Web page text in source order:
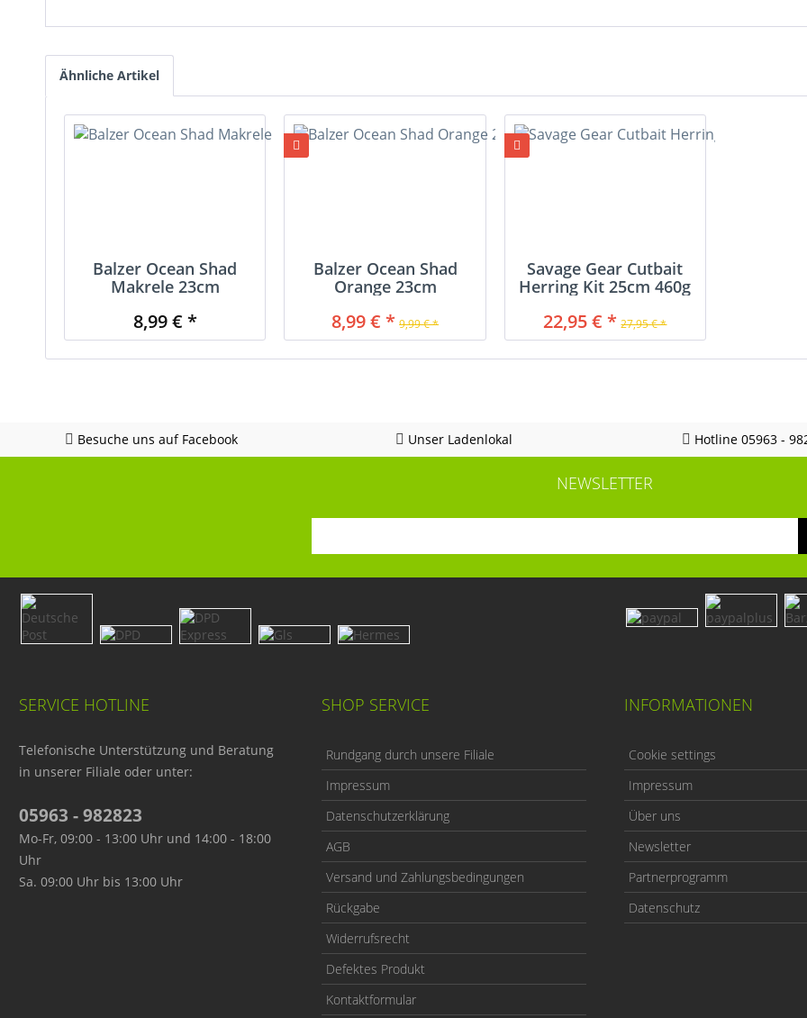
Ähnliche Artikel
Balzer Ocean Shad
Makrele 23cm
8,99 € *
Balzer Ocean Shad
Orange 23cm
8,99 € * 9,99 € *
Savage Gear Cutbait
Herring Kit 25cm 460g
22,95 € * 27,95 € *
Besuche uns auf Facebook Unser Ladenlokal Hotline 05963 -
NEWSLETTER
SERVICE HOTLINE
Telefonische Unterstützung und Beratung
in unserer Filiale oder unter:
05963 - 982823
Mo-Fr, 09:00 - 13:00 Uhr und 14:00 - 18:00
Uhr
Sa. 09:00 Uhr bis 13:00 Uhr
SHOP SERVICE
Rundgang durch unsere Filiale
Impressum
Datenschutzerklärung
AGB
Versand und Zahlungsbedingungen
Rückgabe
Widerrufsrecht
Defektes Produkt
Kontaktformular
INFORMATIONEN
Cookie settings
Impressum
Über uns
Newsletter
Partnerprogramm
Datenschutz